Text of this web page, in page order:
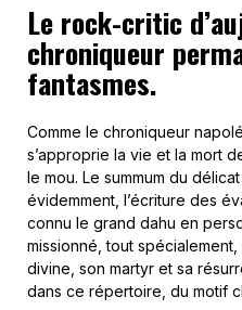
Le rock-critic
chroniqueur
fantasmes.
Comme le chroniqueur
s’approprie la vie et la mort
le mou. Le summum du
évidemment, l’écriture des
connu le grand dahu en
missionné, tout
divine, son martyr et sa
dans ce répertoire, du motif